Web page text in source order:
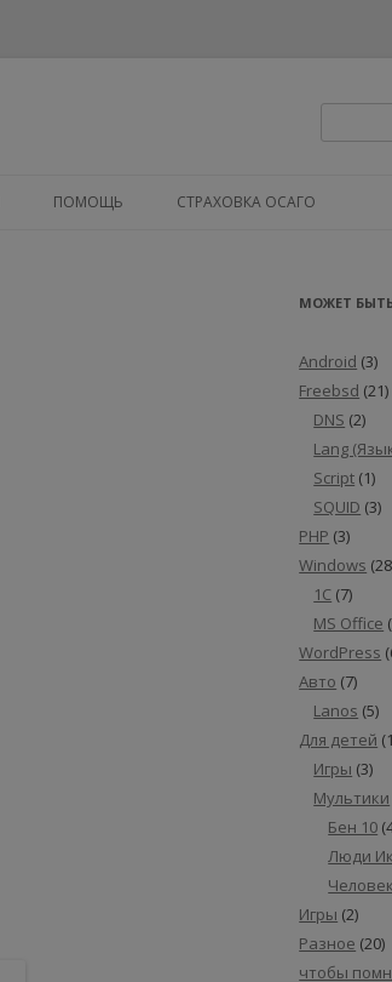
ПОМОЩЬ СТРАХОВКА ОСАГО
МОЖЕТ
Android (3)
Freebsd (21)
DNS (2)
Lang
Script (1)
SQUID (3)
PHP (3)
Windows
1С (7)
MS Office
WordPress
Авто (7)
Lanos (5)
Для детей
Игры (3)
Мультики
Бен 10
Люди
Игры (2)
Разное (20)
чтобы